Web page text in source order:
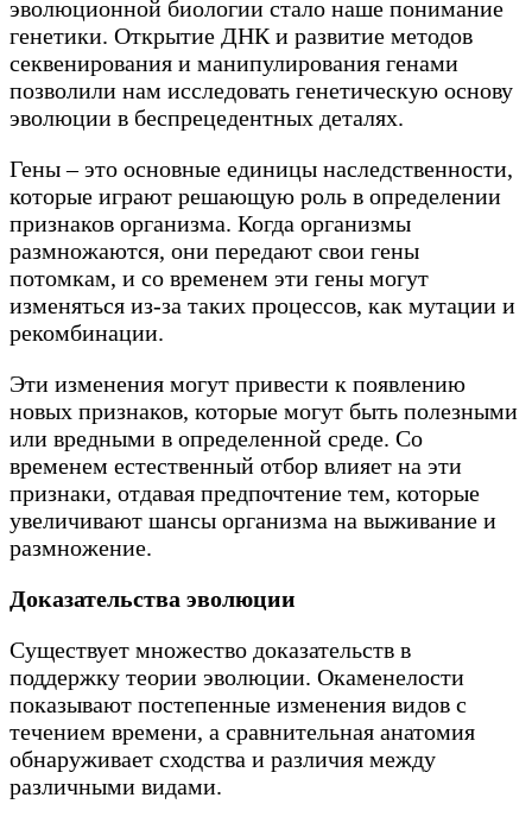
эволюционной биологии стало наше понимание
генетики. Открытие ДНК и развитие методов
секвенирования и манипулирования генами
позволили нам исследовать генетическую основу
эволюции в беспрецедентных деталях.
Гены – это основные единицы наследственности,
которые играют решающую роль в определении
признаков организма. Когда организмы
размножаются, они передают свои гены
потомкам, и со временем эти гены могут
изменяться из-за таких процессов, как мутации и
рекомбинации.
Эти изменения могут привести к появлению
новых признаков, которые могут быть полезными
или вредными в определенной среде. Со
временем естественный отбор влияет на эти
признаки, отдавая предпочтение тем, которые
увеличивают шансы организма на выживание и
размножение.
Доказательства эволюции
Существует множество доказательств в
поддержку теории эволюции. Окаменелости
показывают постепенные изменения видов с
течением времени, а сравнительная анатомия
обнаруживает сходства и различия между
различными видами.